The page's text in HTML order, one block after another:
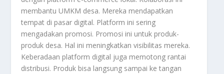
membantu UMKM desa. Mereka mendapatkan
tempat di pasar digital. Platform ini sering
mengadakan promosi. Promosi ini untuk produk-
produk desa. Hal ini meningkatkan visibilitas mereka.
Keberadaan platform digital juga memotong rantai
distribusi. Produk bisa langsung sampai ke tangan